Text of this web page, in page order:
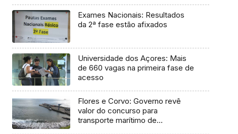
Exames Nacionais: Resultados
da 2ª fase estão afixados
Universidade dos Açores: Mais
de 660 vagas na primeira fase de
acesso
Flores e Corvo: Governo revê
valor do concurso para
transporte marítimo de